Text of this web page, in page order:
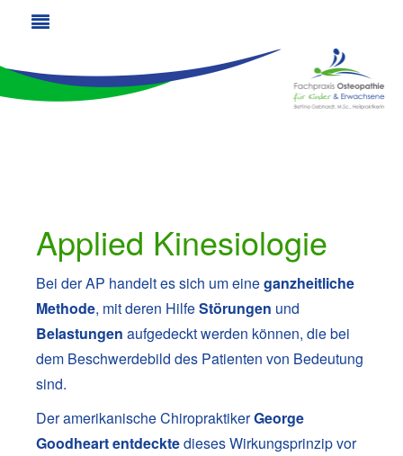
Applied Kinesiologie
Bei der AP handelt es sich um eineganzheitliche
Methode, mit deren HilfeStörungen und
Belastungen aufgedeckt werden können, die bei
dem Beschwerdebild des Patienten von Bedeutung
sind.
Der amerikanische ChiropraktikerGeorge
Goodheart entdecktedieses Wirkungsprinzip vor